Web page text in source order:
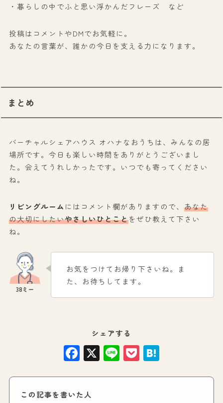
・暮らしの中でふと思い浮かんだフレーズ など
投稿はコメントやDMでお気軽に。
あなたの言葉が、誰かの今日を支える力になります。
まとめ
バーチャルシェアハウス オハナなおうちは、みんなの居
場所です。今日も楽しい時間をありがとうございまし
た。会えてうれしかったです。いつでも寄ってください
ね。
リビングルーム にはコメント欄がありますので、 あなた
の大切にしたいやさしいひとことをぜひ教えて下さい
ね。
お気をつけてお帰り下さいね。ま
た、お待ちしてます。
シェアする
Facebook
X LinePocket
この記事を書いた人